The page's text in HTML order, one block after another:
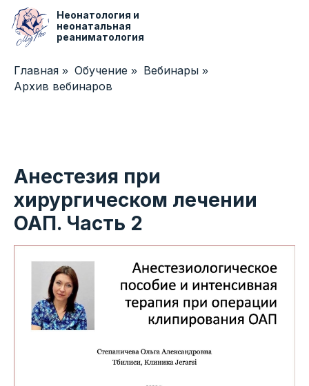
Неонатология и
неонатальная
реаниматология
Центр медицинского образования
Главная » Обучение » Вебинары »
Архив вебинаров
Анестезия при
хирургическом лечении
ОАП. Часть 2